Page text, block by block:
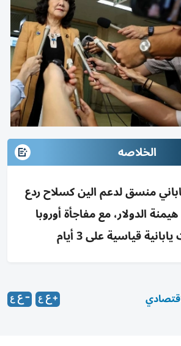
الخلاصه
منسق لدعم الين كسلاح ردع
الدولار، مع مفاجأة أوروبا
قياسية على 3 أيام